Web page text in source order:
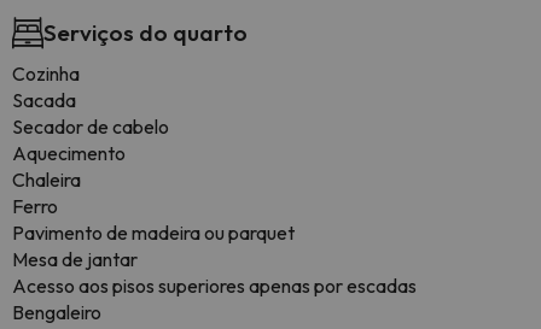
Serviços do quarto
Cozinha
Sacada
Secador de cabelo
Aquecimento
Chaleira
Ferro
Pavimento de madeira ou parquet
Mesa de jantar
Acesso aos pisos superiores apenas por escadas
Bengaleiro